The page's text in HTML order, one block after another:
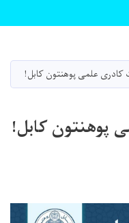
علمی پوهنتون کابل!
پوهنتون کابل!